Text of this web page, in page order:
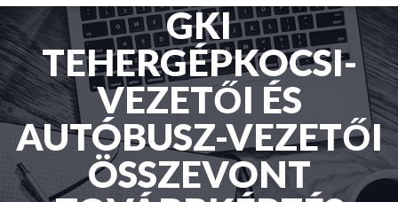
GKI
TEHERGÉPKOCSI-
VEZETŐI ÉS
AUTÓBUSZ-VEZETŐI
ÖSSZEVONT